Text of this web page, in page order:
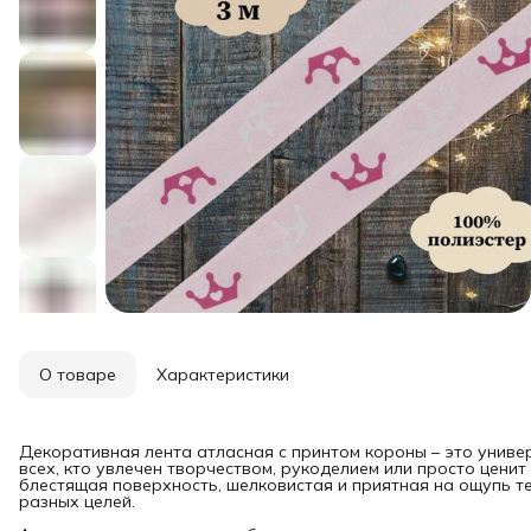
О товаре Характеристики
Декоративная лента атласная с принтом короны – это
всех, кто увлечен творчеством, рукоделием или просто
блестящая поверхность, шелковистая и приятная на ощупь
разных целей.